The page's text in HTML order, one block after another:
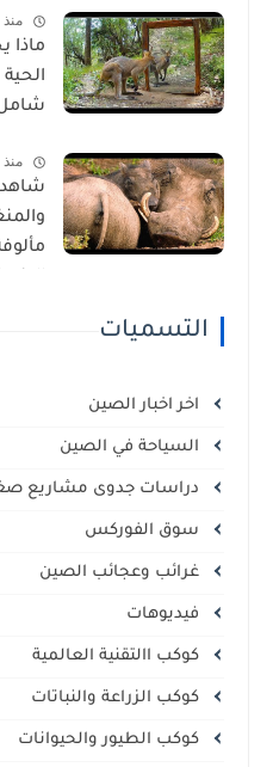
منذ
ماذا
شامل
منذ
شاهد
التسميات
اخر اخبار الصين
السياحة في الصين
دراسات جدوى مشاريع
سوق الفوركس
غرائب وعجائب الصين
فيديوهات
كوكب االتقنية العالمية
كوكب الزراعة والنباتات
كوكب الطيور والحيوانات